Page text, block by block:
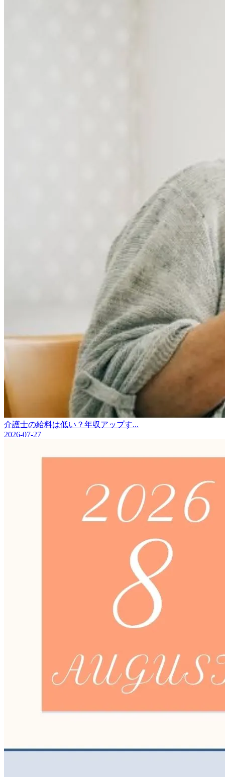
介護士の給料は低い？年収アップす...
2026-07-27